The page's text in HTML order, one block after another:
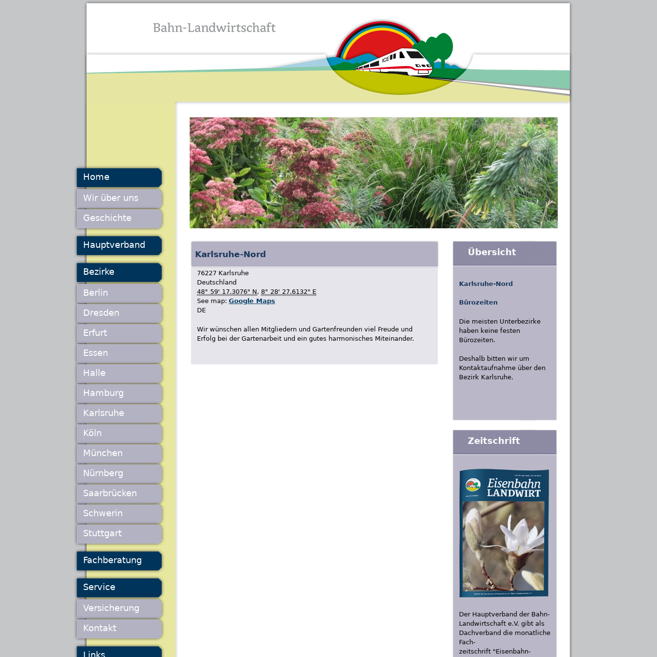
Jump to navigation
Karlsruhe-Nord
76227 Karlsruhe
Deutschland
48° 59' 17.3076" N, 8° 28' 27.6132" E
See map: Google Maps
DE
Wir wünschen allen Mitgliedern und Gartenfreunden viel Freude und
Erfolg bei der Gartenarbeit und ein gutes harmonisches Miteinander.
Home
Wir über uns
Geschichte
Hauptverband
Bezirke
Berlin
Dresden
Erfurt
Essen
Halle
Hamburg
Karlsruhe
Köln
München
Nürnberg
Saarbrücken
Schwerin
Stuttgart
Fachberatung
Service
Versicherung
Kontakt
Links
Übersicht
Karlsruhe-Nord
Bürozeiten
Die meisten Unterbezirke
haben keine festen
Bürozeiten.
Deshalb bitten wir um
Kontaktaufnahme über den
Bezirk Karlsruhe.
Zeitschrift
Der Hauptverband der Bahn-
Landwirtschaft e.V. gibt als
Dachverband die monatliche
Fach-
zeitschrift "Eisenbahn-